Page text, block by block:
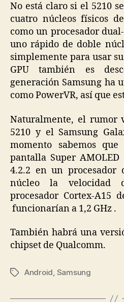
No está claro si el 5210
cuatro núcleos físicos
como un procesador
uno rápido de doble
simplemente para usar
GPU también es
generación Samsung ha
como PowerVR, así que
Naturalmente, el rumor
5210 y el Samsung
momento sabemosque
pantalla Super
4.2.2 en un procesador
núcleo la
procesador Cortex-A15
funcionarían a 1,2 GHz .
También habrá una
chipset de Qualcomm.
Etiquetas
Android, Samsung